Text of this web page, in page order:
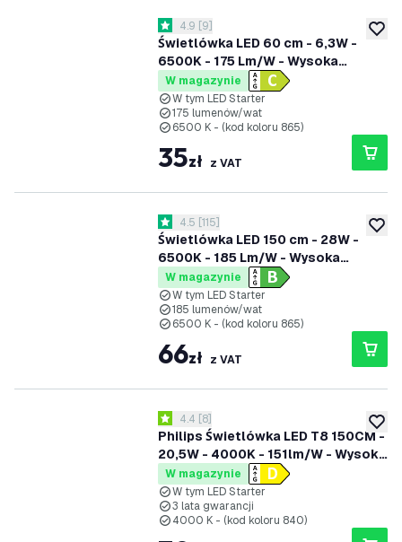
Świetlówka LED 60 cm - 6,3W -
6500K - 175 Lm/W - Wysoka
wydajność - Klasa C
otwórz panel recenzji
4.9 Gwiazdki oceny
4.9 [9]
W magazynie
W tym LED Starter
175 lumenów/wat
6500 K - (kod koloru 865)
35zł z VAT
Świetlówka LED 150 cm - 28W -
6500K - 185 Lm/W - Wysoka
wydajność - Klasa B
otwórz panel recenzji
4.5 Gwiazdki oceny
4.5 [115]
W magazynie
W tym LED Starter
185 lumenów/wat
6500 K - (kod koloru 865)
66zł z VAT
dodaj
Philips Świetlówka LED T8 150CM -
20,5W - 4000K - 151lm/W - Wysoka
Wydajność
otwórz panel recenzji
4.4 Gwiazdki oceny
4.4 [8]
W magazynie
W tym LED Starter
3 lata gwarancji
4000 K - (kod koloru 840)